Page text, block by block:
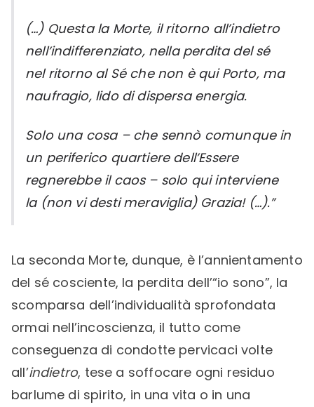
(…) Questa la Morte, il ritorno all’indietro
nell’indifferenziato, nella perdita del sé
nel ritorno al Sé che non è qui Porto, ma
naufragio, lido di dispersa energia.
Solo una cosa – che sennò comunque in
un periferico quartiere dell’Essere
regnerebbe il caos – solo qui interviene
la (non vi desti meraviglia) Grazia! (…).”
La seconda Morte, dunque, è l’annientamento
del sé cosciente, la perdita dell’“io sono”, la
scomparsa dell’individualità sprofondata
ormai nell’incoscienza, il tutto come
conseguenza di condotte pervicaci volte
all’indietro, tese a soffocare ogni residuo
barlume di spirito, in una vita o in una